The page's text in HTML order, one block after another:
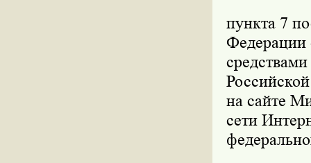
пункта 7
Федерации
на сайте
сети